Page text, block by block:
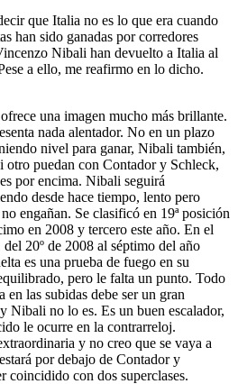
que Italia no es lo que era cuando
han sido ganadas por corredores
Nibali han devuelto a Italia al
a ello, me reafirmo en lo dicho.
una imagen mucho más brillante.
nada alentador. No en un plazo
nivel para ganar, Nibali también,
otro puedan con Contador y Schleck,
por encima. Nibali seguirá
desde hace tiempo, lento pero
engañan. Se clasificó en 19ª posición
en 2008 y tercero este año. En el
20º de 2008 al séptimo del año
es una prueba de fuego en su
pero le falta un punto. Todo
las subidas debe ser un gran
Nibali no lo es. Es un buen escalador,
le ocurre en la contrarreloj.
y no creo que se vaya a
por debajo de Contador y
coincidido con dos superclases.